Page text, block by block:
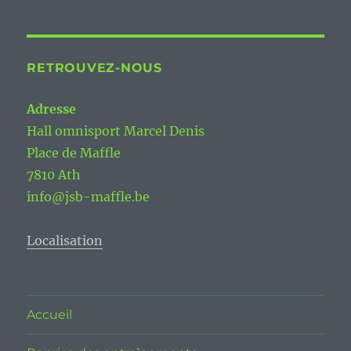
RETROUVEZ-NOUS
Adresse
Hall omnisport Marcel Denis
Place de Maffle
7810 Ath
info@jsb-maffle.be
Localisation
Accueil